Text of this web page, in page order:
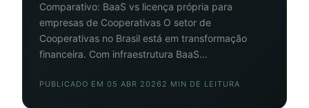
Comparativo: BaaS vs licença própria para
empresas de Cooperativas O setor de
Cooperativas no Brasil está em transformação
financeira. Com infraestrutura BaaS…
PUBLICADO EM 05 ABR 2026 2 MIN DE LEITURA